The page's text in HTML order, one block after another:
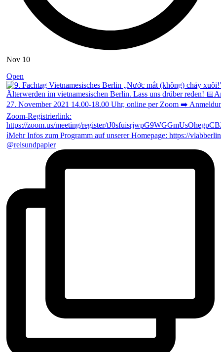
Nov 10
Open